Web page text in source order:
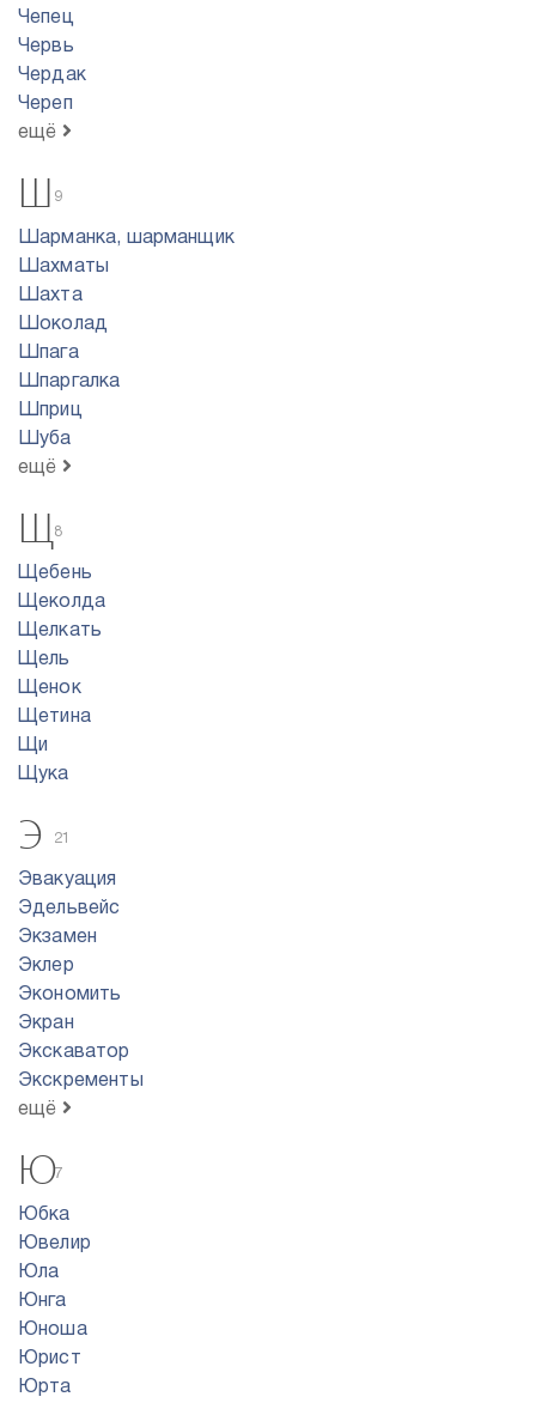
Чепец
Червь
Чердак
Череп
ещё
Ш 9
Шарманка, шарманщик
Шахматы
Шахта
Шоколад
Шпага
Шпаргалка
Шприц
Шуба
ещё
Щ8
Щебень
Щеколда
Щелкать
Щель
Щенок
Щетина
Щи
Щука
Э 21
Эвакуация
Эдельвейс
Экзамен
Эклер
Экономить
Экран
Экскаватор
Экскременты
ещё
Ю7
Юбка
Ювелир
Юла
Юнга
Юноша
Юрист
Юрта